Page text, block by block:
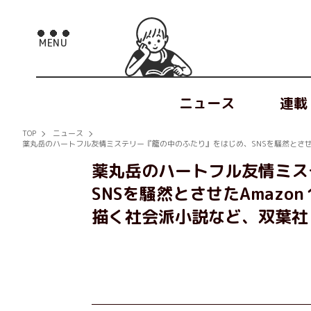
ニュース 連載
TOP
ニュース
薬丸岳のハートフル友情ミステリー『籠の中のふたり』をはじめ、SNSを騒然と
薬丸岳のハートフル友情ミ
SNSを騒然とさせた
描く社会派小説など、双葉